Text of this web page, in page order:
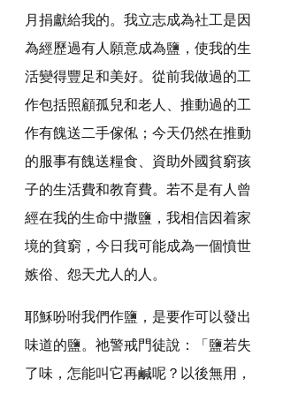
月捐獻給我的。我立志成為社工是因
為經歷過有人願意成為鹽，使我的生
活變得豐足和美好。從前我做過的工
作包括照顧孤兒和老人、推動過的工
作有餽送二手傢俬；今天仍然在推動
的服事有餽送糧食、資助外國貧窮孩
子的生活費和教育費。若不是有人曾
經在我的生命中撒鹽，我相信因着家
境的貧窮，今日我可能成為一個憤世
嫉俗、怨天尤人的人。
耶穌吩咐我們作鹽，是要作可以發出
味道的鹽。祂警戒門徒說：「鹽若失
了味，怎能叫它再鹹呢？以後無用，